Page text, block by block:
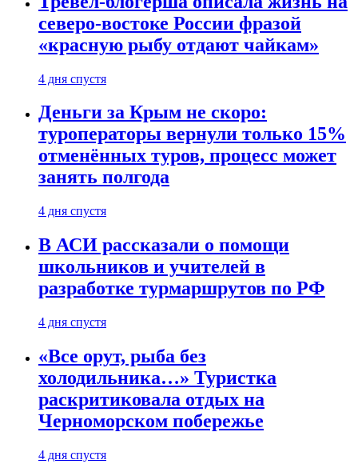
северо-востоке России фразой
«красную рыбу отдают чайкам»
4 дня спустя
Деньги за Крым не скоро:
туроператоры вернули только 15%
отменённых туров, процесс может
занять полгода
4 дня спустя
В АСИ рассказали о помощи
школьников и учителей в
разработке турмаршрутов по РФ
4 дня спустя
«Все орут, рыба без
холодильника…» Туристка
раскритиковала отдых на
Черноморском побережье
4 дня спустя